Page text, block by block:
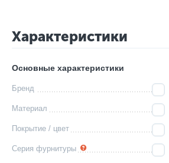
Характеристики
Основные характеристики
Бренд
Материал
Покрытие / цвет
Серия фурнитуры